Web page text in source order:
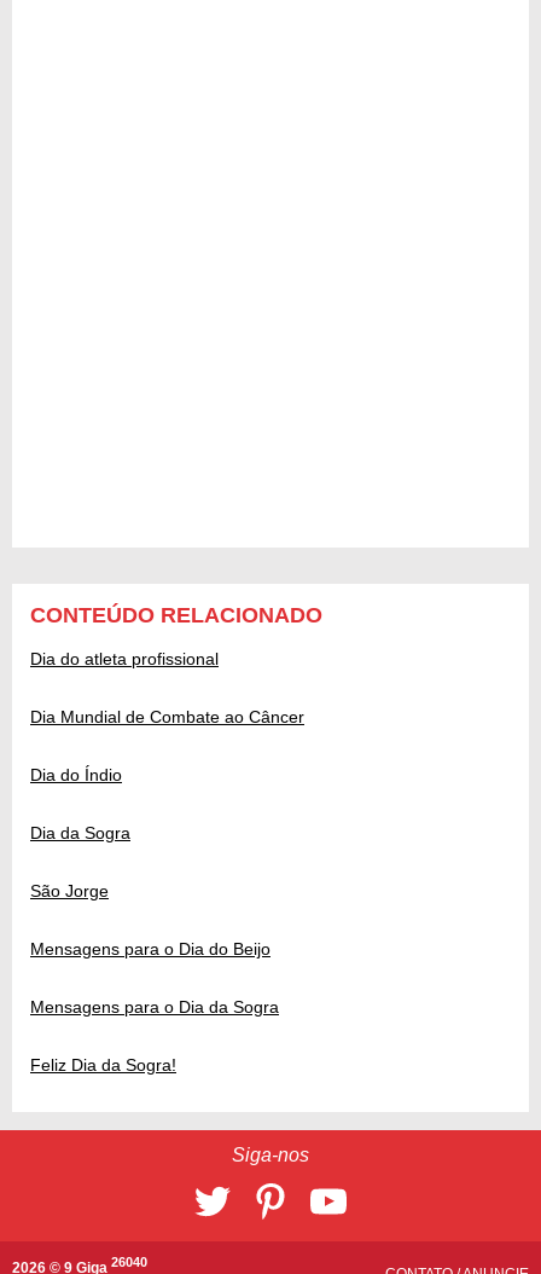
CONTEÚDO RELACIONADO
Dia do atleta profissional
Dia Mundial de Combate ao Câncer
Dia do Índio
Dia da Sogra
São Jorge
Mensagens para o Dia do Beijo
Mensagens para o Dia da Sogra
Feliz Dia da Sogra!
Siga-nos
2026 © 9 Giga 26040